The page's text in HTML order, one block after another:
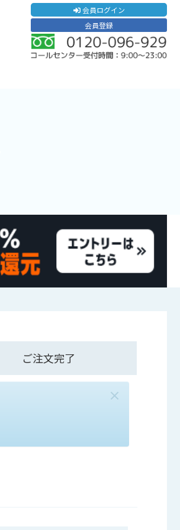
会員ログイン
会員登録
ご注文完了
×